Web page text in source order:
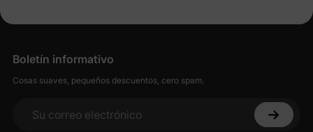
Boletín informativo
Cosas suaves, pequeños descuentos, cero spam.
Su correo electrónico